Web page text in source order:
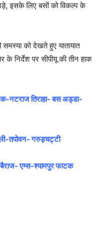
इसके लिए बसों को विकल्प के
को देखते हुए यातायात
निर्देश पर सीपीयू की तीन हाक
नटराज तिराहा- बस अड्डा-
तपोवन- गरुड़चट्टी
बैराज- एम्स-श्यामपुर फाटक